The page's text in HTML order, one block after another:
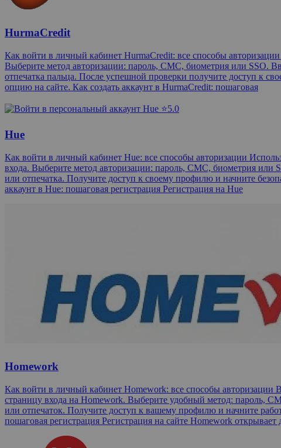
HurmaCredit
Как войти в личный кабинет HurmaCredit: все способы
Выберите метод авторизации: пароль, СМС, биометрия или SSO.
отпечатка пальца. После успешной проверки получите доступ к
опцию на сайте. Как создать аккаунт в HurmaCredit: пошаговая
⭐5.0
Hue
Как войти в личный кабинет Hue: все способы авторизации
входа. Выберите метод авторизации: пароль, СМС, биометрия или
или отпечатка. Получите доступ к своему профилю и начните
аккаунт в Hue: пошаговая регистрация Регистрация на Hue
Homework
Как войти в личный кабинет Homework: все способы авторизации
страницу входа на Homework. Выберите удобный метод: пароль,
или отпечаток. Получите доступ к вашему профилю и начните
пошаговая регистрация Регистрация на сайте Homework